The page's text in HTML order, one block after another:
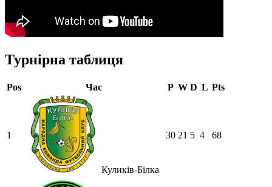
Турнірна таблиця
Pos Час P W D L Pts
1
Куликів-Білка
30 21 5 4 68